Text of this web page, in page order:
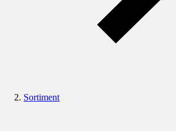
Sortiment